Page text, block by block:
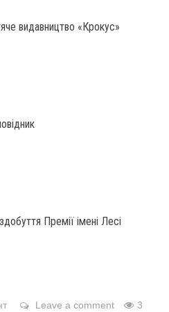
видавництво «Крокус»
Премії імені Лесі
Leave a comment 3